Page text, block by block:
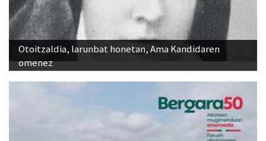
Otoitzaldia, larunbat honetan, Ama Kandidaren
omenez